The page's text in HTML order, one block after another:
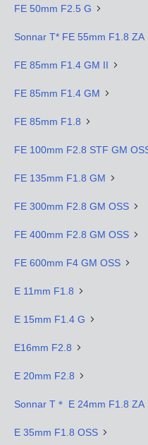
FE 50mm F2.5 G
Sonnar T* FE 55mm F1.8 ZA
FE 85mm F1.4 GM II
FE 85mm F1.4 GM
FE 85mm F1.8
FE 100mm F2.8 STF GM
FE 135mm F1.8 GM
FE 300mm F2.8 GM OSS
FE 400mm F2.8 GM OSS
FE 600mm F4 GM OSS
E 11mm F1.8
E 15mm F1.4 G
E16mm F2.8
E 20mm F2.8
Sonnar T＊ E 24mm F1.8 ZA
E 35mm F1.8 OSS